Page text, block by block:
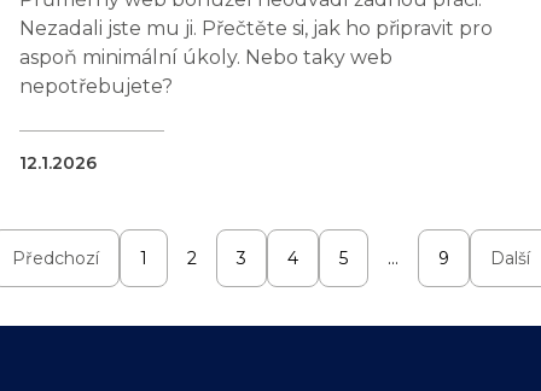
Nezadali jste mu ji. Přečtěte si, jak ho připravit pro
aspoň minimální úkoly. Nebo taky web
nepotřebujete?
12.1.2026
Předchozí 1 2 3 4 5 … 9 Další